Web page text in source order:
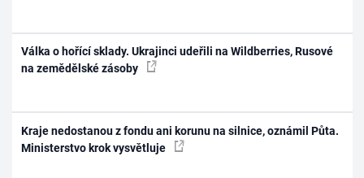
Válka o hořící sklady. Ukrajinci udeřili na Wildberries, Rusové
na zemědělské zásoby
Kraje nedostanou z fondu ani korunu na silnice, oznámil Půta.
Ministerstvo krok vysvětluje